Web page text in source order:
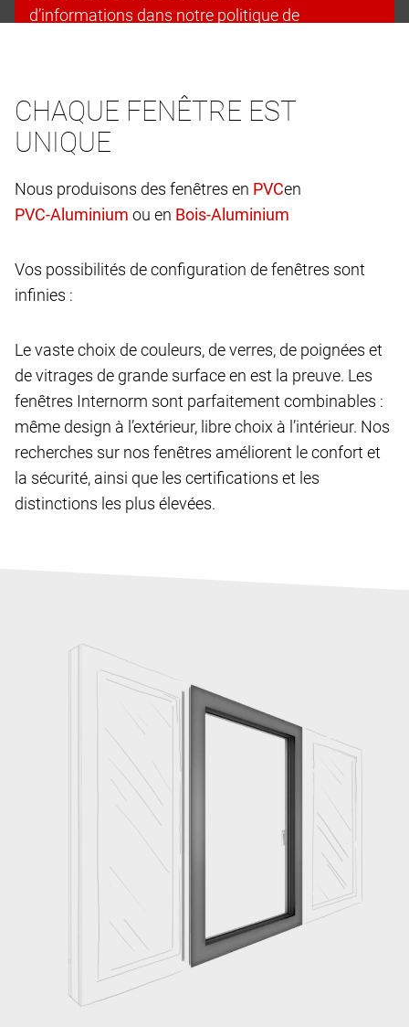
d’informations dans notre politique de
Accepter les cookies et continuer
CHAQUE FENÊTRE EST
UNIQUE
Nous produisons des fenêtres en
en
ou en
Vos possibilités de configuration de fenêtres sont
infinies :
Le vaste choix de couleurs, de verres, de poignées et
de vitrages de grande surface en est la preuve. Les
fenêtres Internorm sont parfaitement combinables :
même design à l’extérieur, libre choix à l’intérieur. Nos
recherches sur nos fenêtres améliorent le confort et
la sécurité, ainsi que les certifications et les
distinctions les plus élevées.